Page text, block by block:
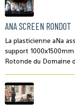
ANA SCREEN RONDOT
La plasticienne aNa
support
Rotonde du Domaine